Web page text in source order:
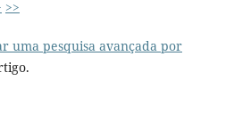
>>
uma pesquisa avançada por